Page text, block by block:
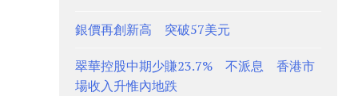
銀價再創新高 突破57美元
翠華控股中期少賺23.7% 不派息 香港市
場收入升惟內地跌